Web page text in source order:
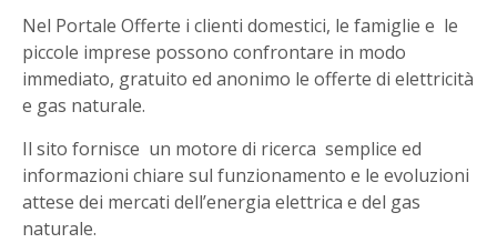
Nel Portale Offerte i clienti domestici, le famiglie e le
piccole imprese possono confrontare in modo
immediato, gratuito ed anonimo le offerte di elettricità
e gas naturale.
Il sito fornisce un motore di ricerca semplice ed
informazioni chiare sul funzionamento e le evoluzioni
attese dei mercati dell’energia elettrica e del gas
naturale.